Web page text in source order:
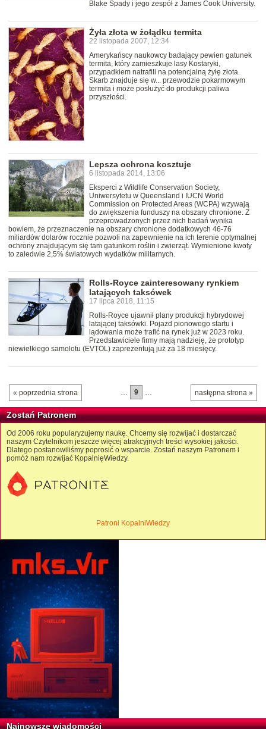
Blake Spady i jego zespół z James Cook University.
Żyła złota w żołądku termita
22 listopada 2007, 12:34
Amerykańscy naukowcy badający pewien gatunek
termita, który zamieszkuje lasy Kostaryki,
przypadkiem natrafili na potencjalną żyłę złota.
Skarb znajduje się w... przewodzie pokarmowym
termita i może posłużyć do produkcji paliwa
przyszłości.
Lepsza ochrona kosztuje
6 listopada 2014, 13:06
Eksperci z Wildlife Conservation Society,
Uniwersytetu w Queensland i IUCN World
Commission on Protected Areas (WCPA) wzywają
do zwiększenia funduszy na obszary chronione. Z
przeprowadzonych przez nich badań wynika
bowiem, że przeznaczenie na obszary chronione dodatkowych 46-76
miliardów dolarów rocznie pozwoli na zapewnienie na ich terenie optymalnej
ochrony znajdującym się tam gatunkom roślin i zwierząt. Wymienione kwoty
to zaledwie 2,5% światowych wydatków militarnych.
Rolls-Royce zainteresowany rynkiem
latających taksówek
17 lipca 2018, 11:15
Rolls-Royce ujawnił plany produkcji hybrydowej
latającej taksówki. Pojazd pionowego startu i
lądowania może trafić na rynek już w 2023 roku.
Przedstawiciele firmy mają nadzieję, że prototyp
niewielkiego samolotu (EVTOL) zaprezentują już za 18 miesięcy.
« poprzednia strona następna strona »
… 9 …
Zostań Patronem
Od 2006 roku popularyzujemy naukę. Chcemy się rozwijać i dostarczać
naszym Czytelnikom jeszcze więcej atrakcyjnych treści wysokiej jakości.
Dlatego postanowiliśmy poprosić o wsparcie. Zostań naszym Patronem i
pomóż nam rozwijać KopalnięWiedzy.
Patroni KopalniWiedzy
Najnowsze wiadomości